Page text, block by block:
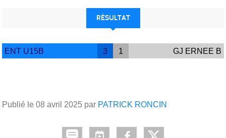
RÉSULTAT
ENT U15B 3 1 GJ ERNEE B
Publié le 08 avril 2025 par PATRICK RONCIN